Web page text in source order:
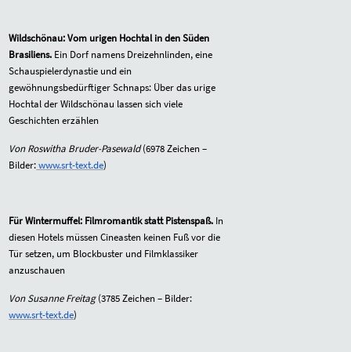
Wildschönau: Vom urigen Hochtal in den Süden
Brasiliens. Ein Dorf namens Dreizehnlinden, eine
Schauspielerdynastie und ein
gewöhnungsbedürftiger Schnaps: Über das urige
Hochtal der Wildschönau lassen sich viele
Geschichten erzählen
Von Roswitha Bruder-Pasewald(6978Zeichen –
Bilder:www.srt-text.de)
Für Wintermuffel: Filmromantik statt Pistenspaß. In
diesen Hotels müssen Cineasten keinen Fuß vor die
Tür setzen, um Blockbuster und Filmklassiker
anzuschauen
Von Susanne Freitag(3785Zeichen – Bilder:
www.srt-text.de)